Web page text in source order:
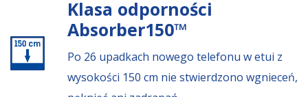
Klasa odporności
Absorber150™
Po 26 upadkach nowego telefonu w etui z
wysokości 150 cm nie stwierdzono wgnieceń,